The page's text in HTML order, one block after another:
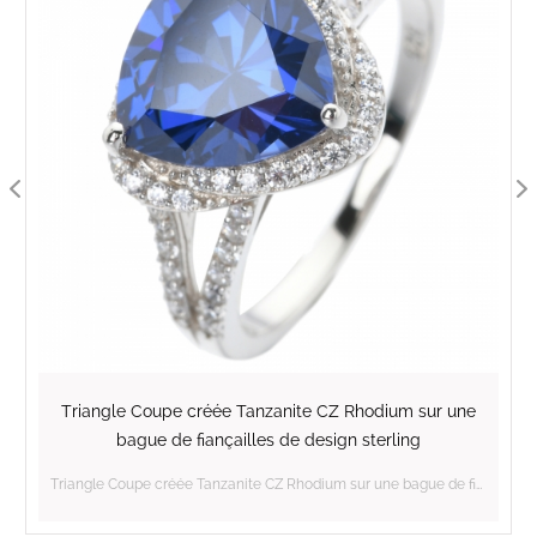
Triangle Coupe créée Tanzanite CZ Rhodium sur une
bague de fiançailles de design sterling
Triangle Coupe créée Tanzanite CZ Rhodium sur une bague de fiançailles de design sterling